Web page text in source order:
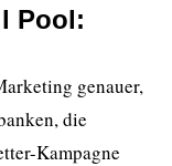
Pool:
genauer,
die
Kampagne